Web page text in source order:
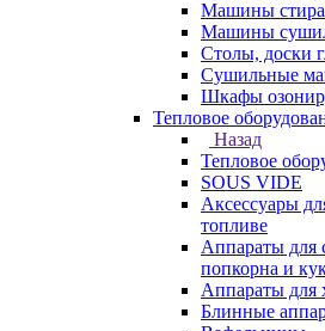
Машины
Машины
Столы, доски
Сушильные
Шкафы
Тепловое
Назад
Тепловое
SOUS VIDE
Аксессуары
топливе
Аппараты для
попкорна и
Аппараты для
Блинные